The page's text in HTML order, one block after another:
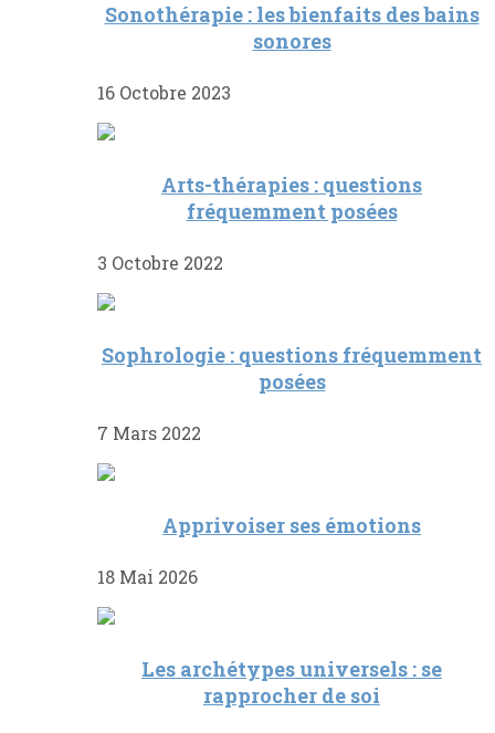
Sonothérapie : les bienfaits des bains
sonores
16 Octobre 2023
Arts-thérapies : questions
fréquemment posées
3 Octobre 2022
Sophrologie : questions fréquemment
posées
7 Mars 2022
Apprivoiser ses émotions
18 Mai 2026
Les archétypes universels : se
rapprocher de soi